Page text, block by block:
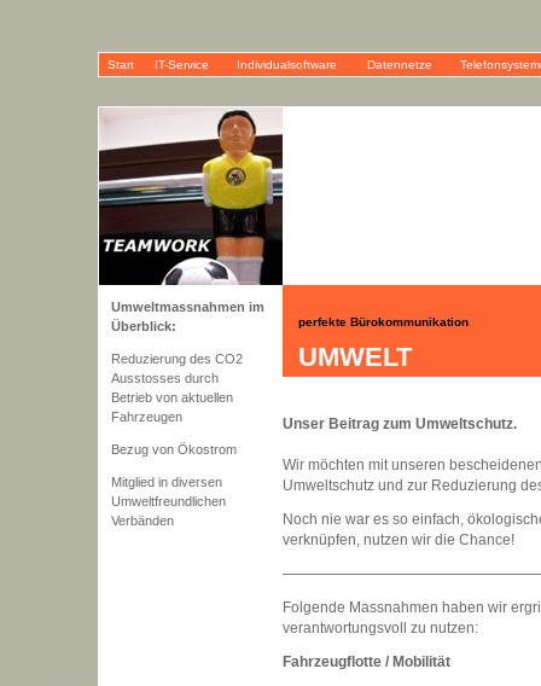
Start IT-Service Individualsoftware Datennetze
Umweltmassnahmen im
Überblick:
Reduzierung des CO2
Ausstosses durch
Betrieb von aktuellen
Fahrzeugen
Bezug von Ökostrom
Mitglied in diversen
Umweltfreundlichen
Verbänden
perfekte Bürokommunikation
UMWELT
Unser Beitrag zum Umweltschutz.
Wir möchten mit unseren
Umweltschutz und zur Reduzierung
Noch nie war es so einfach,
verknüpfen, nutzen wir die Chance!
Folgende Massnahmen haben wir
verantwortungsvoll zu nutzen:
Fahrzeugflotte / Mobilität